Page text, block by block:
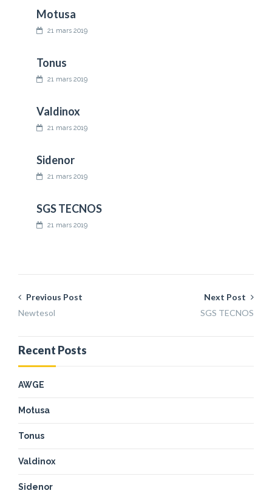
Motusa
21 mars 2019
Tonus
21 mars 2019
Valdinox
21 mars 2019
Sidenor
21 mars 2019
SGS TECNOS
21 mars 2019
Previous Post
Newtesol
Next Post
SGS TECNOS
Recent Posts
AWGE
Motusa
Tonus
Valdinox
Sidenor